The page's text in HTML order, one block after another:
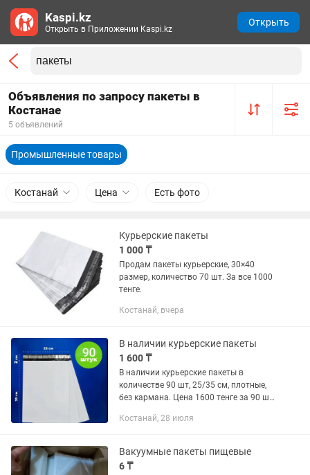
Объявления по запросу пакеты в
Костанае
5 объявлений
Промышленные товары
Костанай Цена Есть фото
Курьерские пакеты
1 000 ₸
Продам пакеты курьерские, 30×40
размер, количество 70 шт. За все 1000
тенге.
Костанай, вчера
В наличии курьерские пакеты
1 600 ₸
В наличии курьерские пакеты в
количестве 90 шт, 25/35 см, плотные,
без кармана. Цена 1600 тенге за 90 шт.
сообщения не отвечаю!
Костанай, 28 июля
Вакуумные пакеты пищевые
6 ₸
Kaspi.kz
Открыть в Приложении Kaspi.kz
Открыть